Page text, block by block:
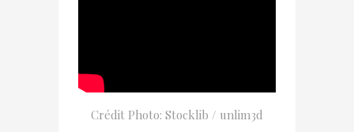
Crédit Photo: Stocklib / unlim3d